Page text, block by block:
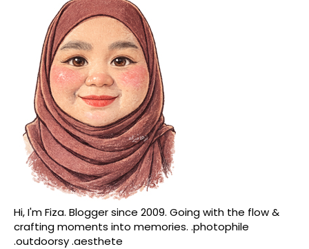
Hi, I'm Fiza. Blogger since 2009. Going with the flow &
crafting moments into memories. .photophile
.outdoorsy .aesthete